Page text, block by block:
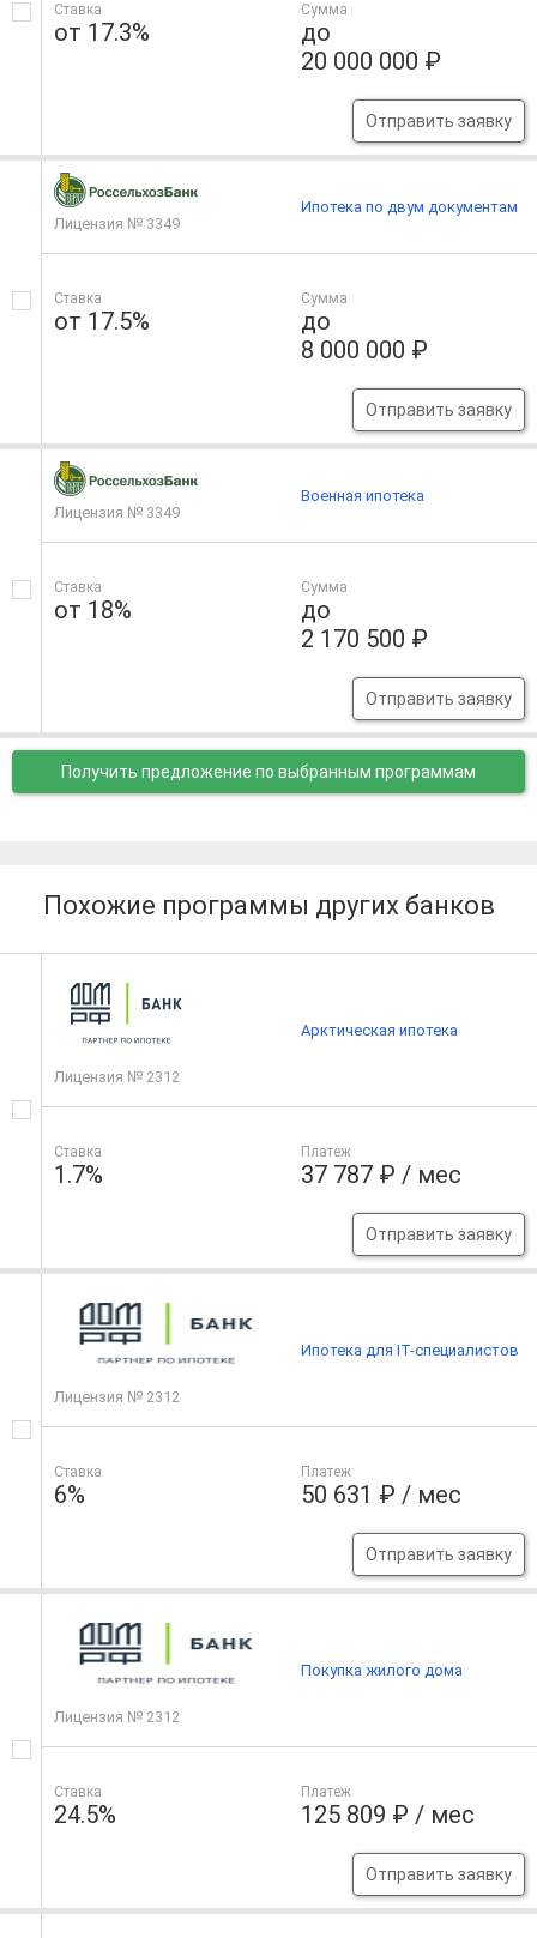
Ставка
от 17.3%
Сумма
до
20 000 000 ₽
Отправить заявку
Лицензия № 3349
Ставка
от 17.5%
Сумма
до
8 000 000 ₽
Отправить заявку
Ипотека по двум документам
Лицензия № 3349
Ставка
от 18%
Сумма
до
2 170 500 ₽
Отправить заявку
Военная ипотека
Получить предложение по выбранным программам
Похожие программы других банков
Лицензия № 2312
Ставка
1.7%
Платеж
37 787 ₽ / мес
Отправить заявку
Арктическая ипотека
Лицензия № 2312
Ставка
6%
Платеж
50 631 ₽ / мес
Отправить заявку
Ипотека для IT-специалистов
Лицензия № 2312
Ставка
24.5%
Платеж
125 809 ₽ / мес
Отправить заявку
Покупка жилого дома